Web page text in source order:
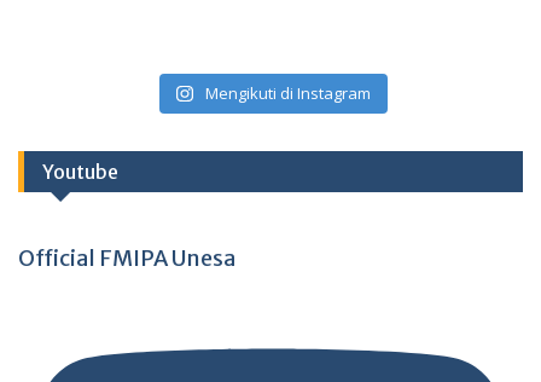
Mengikuti di Instagram
Youtube
Official FMIPA Unesa